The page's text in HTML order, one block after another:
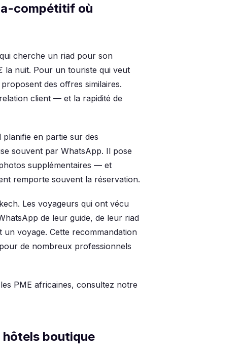
compétitif où
cherche un riad pour son
la nuit. Pour un touriste qui veut
des offres similaires.
client — et la rapidité de
en partie sur des
souvent par WhatsApp. Il pose
supplémentaires — et
remporte souvent la réservation.
Les voyageurs qui ont vécu
de leur guide, de leur riad
voyage. Cette recommandation
de nombreux professionnels
PME africaines, consultez notre
boutique